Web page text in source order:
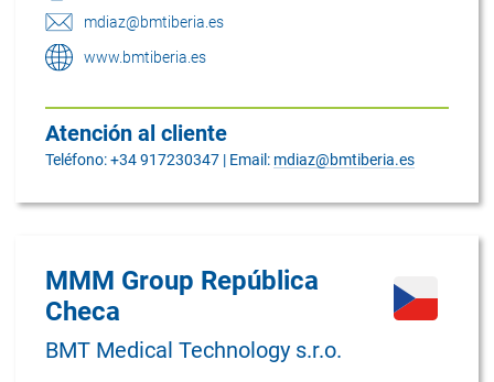
mdiaz@bmtiberia.es
www.bmtiberia.es
Atención al cliente
Teléfono: +34 917230347 | Email: mdiaz@bmtiberia.es
MMM Group República
Checa
BMT Medical Technology s.r.o.